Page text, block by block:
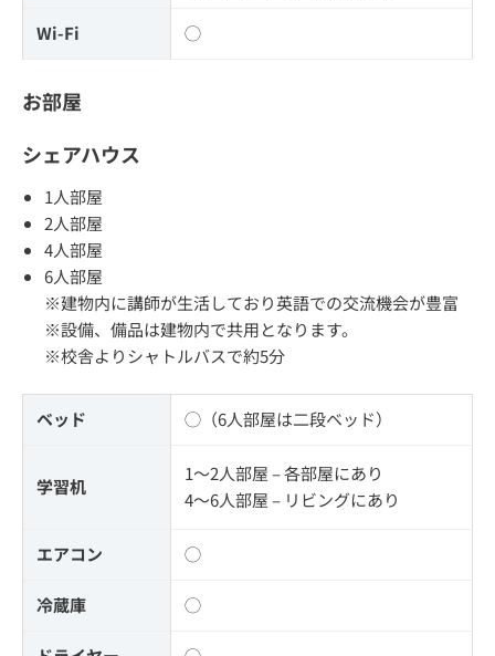
Wi-Fi
◯
お部屋
シェアハウス
1人部屋
2人部屋
4人部屋
6人部屋
※建物内に講師が生活しており英語での交流機会が豊富
※設備、備品は建物内で共用となります。
※校舎よりシャトルバスで約5分
ベッド ◯（6人部屋は二段ベッド）
学習机
1～2人部屋 – 各部屋にあり
4～6人部屋 – リビングにあり
エアコン ◯
冷蔵庫 ◯